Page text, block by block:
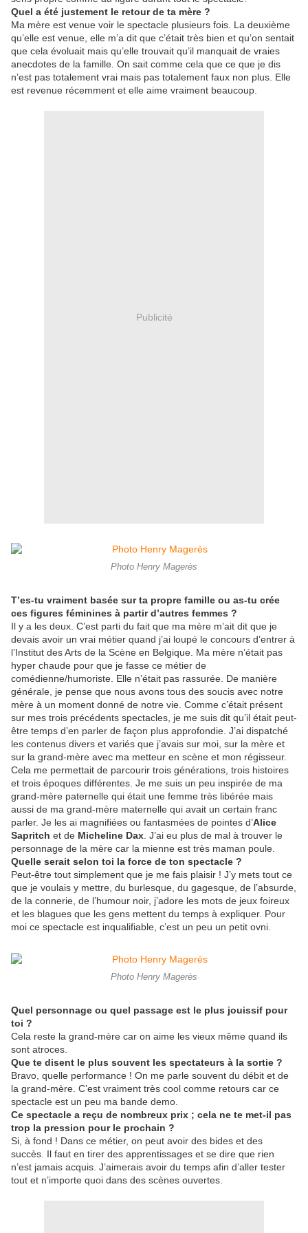
Quel a été justement le retour de ta mère ?
Ma mère est venue voir le spectacle plusieurs fois. La deuxième
qu’elle est venue, elle m’a dit que c’était très bien et qu’on sentait
que cela évoluait mais qu’elle trouvait qu’il manquait de vraies
anecdotes de la famille. On sait comme cela que ce que je dis
n’est pas totalement vrai mais pas totalement faux non plus. Elle
est revenue récemment et elle aime vraiment beaucoup.
Publicité
Photo Henry Magerès
T’es-tu vraiment basée sur ta propre famille ou as-tu crée
ces figures féminines à partir d’autres femmes ?
Il y a les deux. C’est parti du fait que ma mère m’ait dit que je
devais avoir un vrai métier quand j’ai loupé le concours d’entrer à
l’Institut des Arts de la Scène en Belgique. Ma mère n’était pas
hyper chaude pour que je fasse ce métier de
comédienne/humoriste. Elle n’était pas rassurée. De manière
générale, je pense que nous avons tous des soucis avec notre
mère à un moment donné de notre vie. Comme c’était présent
sur mes trois précédents spectacles, je me suis dit qu’il était peut-
être temps d’en parler de façon plus approfondie. J’ai dispatché
les contenus divers et variés que j’avais sur moi, sur la mère et
sur la grand-mère avec ma metteur en scène et mon régisseur.
Cela me permettait de parcourir trois générations, trois histoires
et trois époques différentes. Je me suis un peu inspirée de ma
grand-mère paternelle qui était une femme très libérée mais
aussi de ma grand-mère maternelle qui avait un certain franc
parler. Je les ai magnifiées ou fantasmées de pointes d’Alice
Sapritch et de Micheline Dax . J’ai eu plus de mal à trouver le
personnage de la mère car la mienne est très maman poule.
Quelle serait selon toi la force de ton spectacle ?
Peut-être tout simplement que je me fais plaisir ! J’y mets tout ce
que je voulais y mettre, du burlesque, du gagesque, de l’absurde,
de la connerie, de l’humour noir, j’adore les mots de jeux foireux
et les blagues que les gens mettent du temps à expliquer. Pour
moi ce spectacle est inqualifiable, c’est un peu un petit ovni.
Photo Henry Magerès
Quel personnage ou quel passage est le plus jouissif pour
toi ?
Cela reste la grand-mère car on aime les vieux même quand ils
sont atroces.
Que te disent le plus souvent les spectateurs à la sortie ?
Bravo, quelle performance ! On me parle souvent du débit et de
la grand-mère. C’est vraiment très cool comme retours car ce
spectacle est un peu ma bande demo.
Ce spectacle a reçu de nombreux prix ; cela ne te met-il pas
trop la pression pour le prochain ?
Si, à fond ! Dans ce métier, on peut avoir des bides et des
succès. Il faut en tirer des apprentissages et se dire que rien
n’est jamais acquis. J’aimerais avoir du temps afin d’aller tester
tout et n’importe quoi dans des scènes ouvertes.